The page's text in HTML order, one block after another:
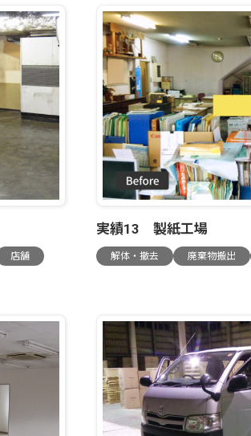
店舗
実績13 製紙工場
解体・撤去 廃棄物搬出